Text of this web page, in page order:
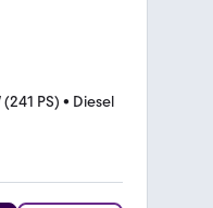
(241 PS) • Diesel